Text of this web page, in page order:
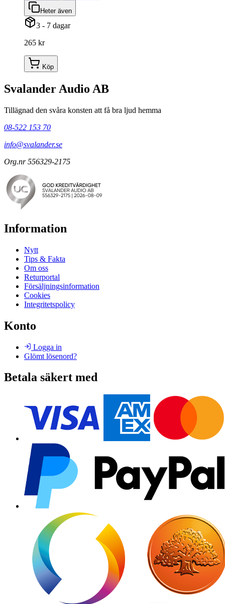
Heter även
3 - 7 dagar
265 kr
Köp
Svalander Audio AB
Tillägnad den svåra konsten att få bra ljud hemma
08-522 153 70
info@svalander.se
Org.nr 556329-2175
Information
Nytt
Tips & Fakta
Om oss
Returportal
Försäljningsinformation
Cookies
Integritetspolicy
Konto
Logga in
Glömt lösenord?
Betala säkert med